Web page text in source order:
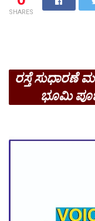
SHARES
ರಸ್ತೆ ಸುಧಾರಣೆ
ಭೂಮಿ